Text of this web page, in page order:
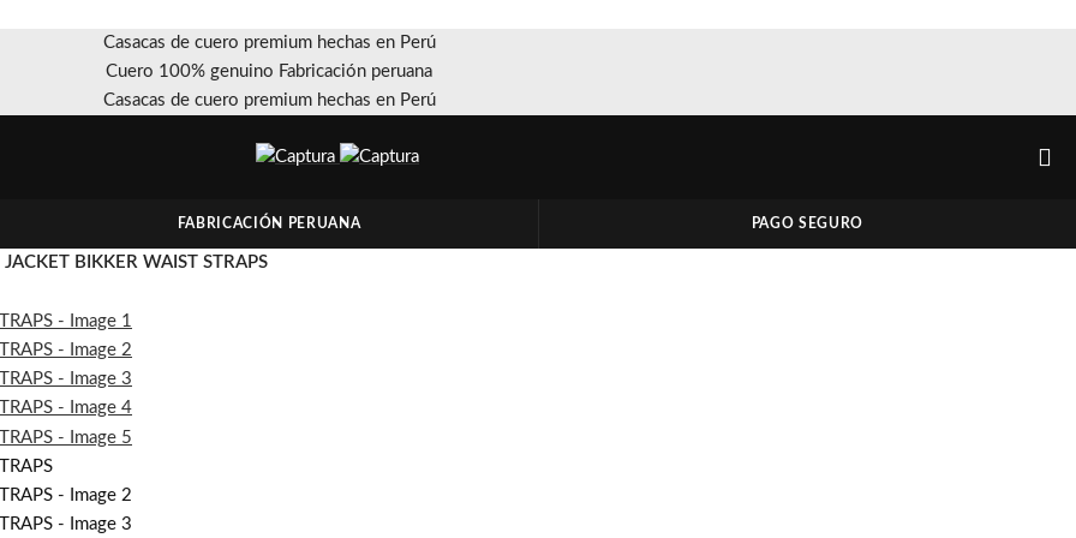
Casacas de cuero premium hechas en Perú
Cuero 100% genuino Fabricación peruana
Casacas de cuero premium hechas en Perú
FABRICACIÓN PERUANA PAGO SEGURO
BIKKER WAIST STRAPS